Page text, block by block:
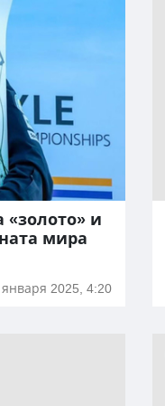
и
мира
2025, 4:20